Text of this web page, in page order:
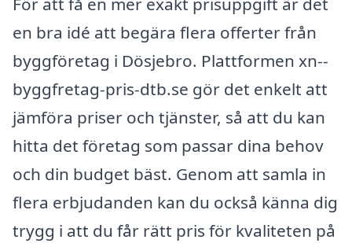
en bra idé att begära flera offerter från
byggföretag i Dösjebro. Plattformen xn--
byggfretag-pris-dtb.se gör det enkelt att
jämföra priser och tjänster, så att du kan
hitta det företag som passar dina behov
och din budget bäst. Genom att samla in
flera erbjudanden kan du också känna dig
trygg i att du får rätt pris för kvaliteten på